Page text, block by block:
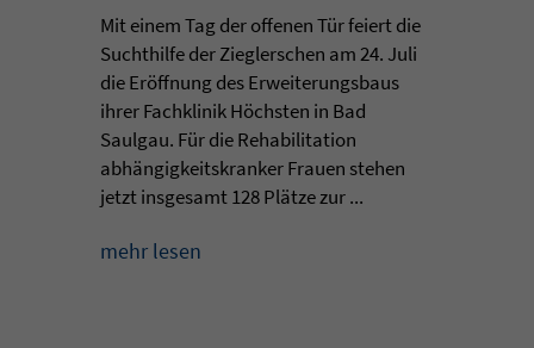
Mit einem Tag der offenen Tür feiert die
Suchthilfe der Zieglerschen am 24. Juli
die Eröffnung des Erweiterungsbaus
ihrer Fachklinik Höchsten in Bad
Saulgau. Für die Rehabilitation
abhängigkeitskranker Frauen stehen
jetzt insgesamt 128 Plätze zur ...
mehr lesen